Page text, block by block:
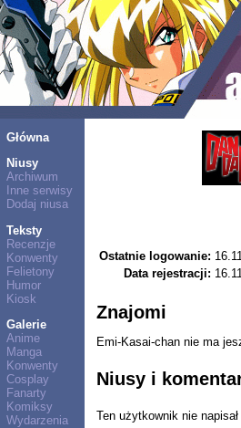
Główna
Niusy
Archiwum
Inne serwisy
Dodaj niusa
Teksty
Recenzje
Konwenty
Felietony
Humor
Kiosk
Galerie
Anime
Manga
Konwenty
Cosplay
Fanarty
Komiksy
Wydarzenia
Ostatnie logowanie:
Data rejestracji:
Znajomi
Emi-Kasai-chan nie ma
Niusy i
Ten użytkownik nie